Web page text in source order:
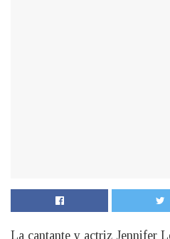
La cantante y actriz Jennifer